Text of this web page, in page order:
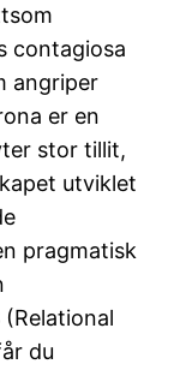
contagiosa
angriper
er en
stor tillit,
utviklet
pragmatisk
du